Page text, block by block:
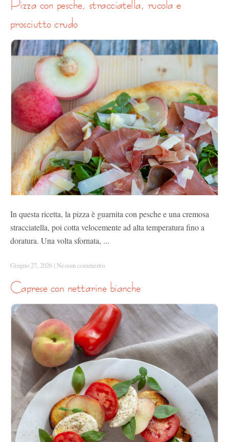
pizza con pesche, stracciatella, rucola e
prosciutto crudo
In questa ricetta, la pizza è guarnita con pesche e una cremosa
stracciatella, poi cotta velocemente ad alta temperatura fino a
doratura. Una volta sfornata, ...
Giugno 27, 2026 | Nessun commento
caprese con nettarine bianche